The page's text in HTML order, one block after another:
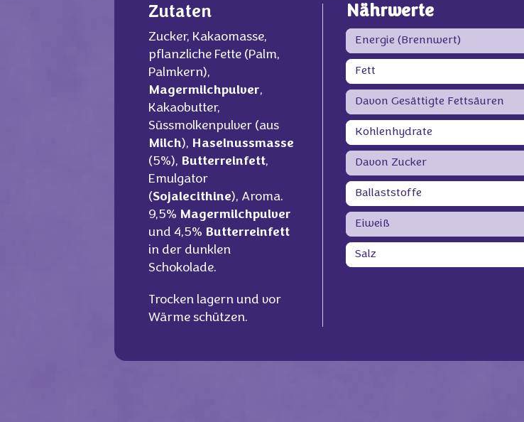
Zutaten
Zucker, Kakaomasse,
pflanzliche Fette (Palm,
Palmkern),
Magermilchpulver,
Kakaobutter,
Süssmolkenpulver (aus
Milch), Haselnussmasse
(5%), Butterreinfett,
Emulgator
(Sojalecithine), Aroma.
9,5% Magermilchpulver
und 4,5% Butterreinfett
in der dunklen
Schokolade.
Trocken lagern und vor
Wärme schützen.
Nährwerte
Energie (Brennwert)
Fett
Davon Gesättigte Fettsäuren
Kohlenhydrate
Davon Zucker
Ballaststoffe
Eiweiß
Salz